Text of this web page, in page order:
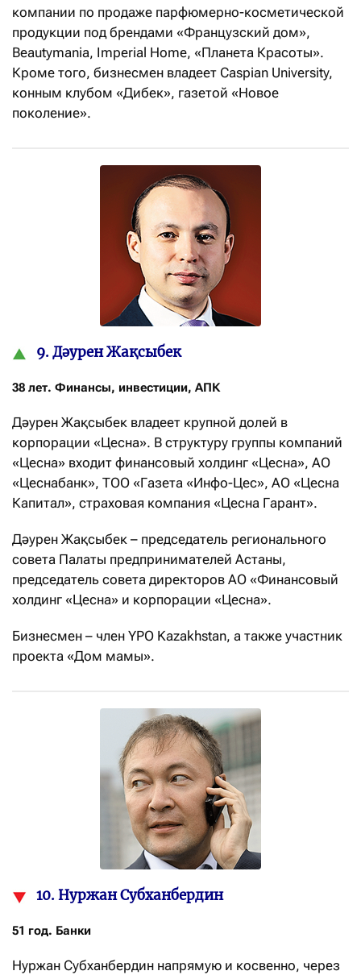
компании по продаже парфюмерно-косметической
продукции под брендами «Французский дом»,
Beautymania, Imperial Home, «Планета Красоты».
Кроме того, бизнесмен владеет Caspian University,
конным клубом «Дибек», газетой «Новое
поколение».
9. Дәурен Жақсыбек
38 лет. Финансы, инвестиции, АПК
Дәурен Жақсыбек владеет крупной долей в
корпорации «Цесна». В структуру группы компаний
«Цесна» входит финансовый холдинг «Цесна», АО
«Цеснабанк», ТОО «Газета «Инфо-Цес», АО «Цесна
Капитал», страховая компания «Цесна Гарант».
Дәурен Жақсыбек – председатель регионального
совета Палаты предпринимателей Астаны,
председатель совета директоров АО «Финансовый
холдинг «Цесна» и корпорации «Цесна».
Бизнесмен – член YPO Kazakhstan, а также участник
проекта «Дом мамы».
10. Нуржан Субханбердин
51 год. Банки
Нуржан Субханбердин напрямую и косвенно, через